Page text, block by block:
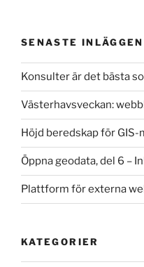
e
b
o
o
k
o
d
o
n
l
e
SENASTE INLÄGGEN
Konsulter är det bästa
Västerhavsveckan:
Höjd beredskap för GIS-
Öppna geodata, del 6 –
Plattform för externa
KATEGORIER